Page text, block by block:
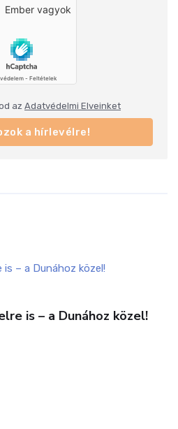
az Adatvédelmi Elveinket
a hírlevélre!
is – a Dunához közel!